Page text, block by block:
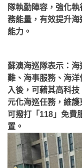
隊執勤陣容，強化
務能量，有效提升
能力。
蘇澳海巡隊表示：
難、海事服務、海
入後，可藉其高科
元化海巡任務，維護
可撥打「118」免費
置。